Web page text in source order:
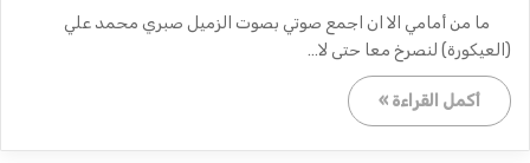
ما من أمامي الا ان اجمع صوتي بصوت الزميل صبري محمد علي
(العيكورة) لنصرخ معا حتى لا…
أكمل القراءة »